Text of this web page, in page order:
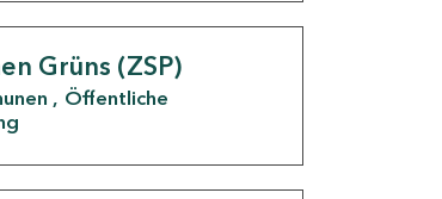
Grüns (ZSP)
Öffentliche